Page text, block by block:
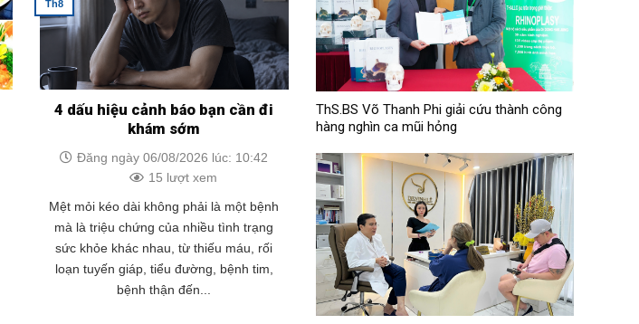
4 dấu hiệu cảnh báo bạn cần đi
khám sớm
Đăng ngày 06/08/2026 lúc: 10:42
15 lượt xem
Mệt mỏi kéo dài không phải là một bệnh
mà là triệu chứng của nhiều tình trạng
sức khỏe khác nhau, từ thiếu máu, rối
loạn tuyến giáp, tiểu đường, bệnh tim,
bệnh thận đến...
Th8
ThS.BS Võ Thanh Phi giải cứu thành công
hàng nghìn ca mũi hỏng